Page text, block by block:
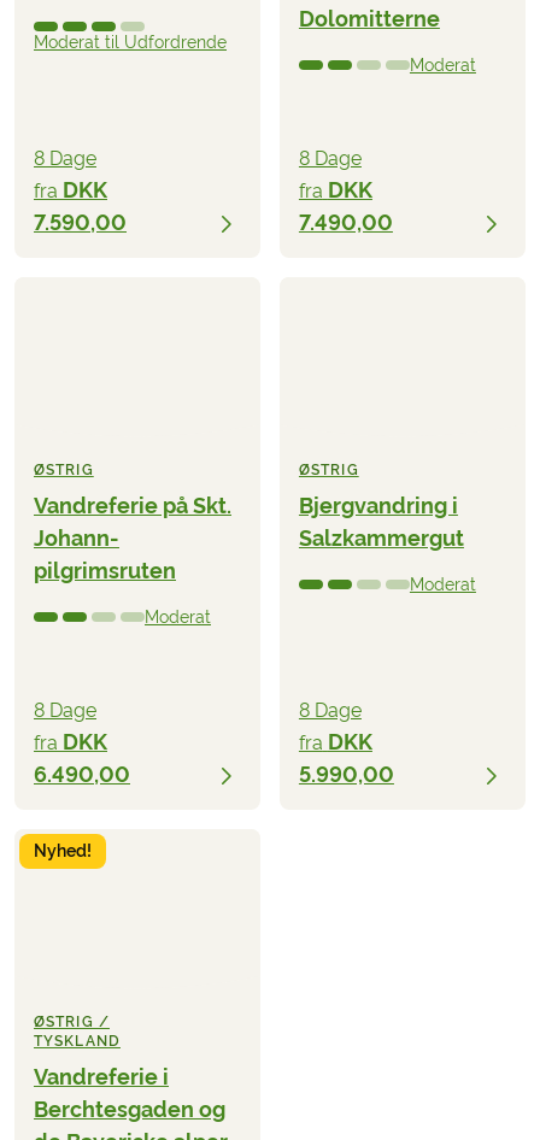
Moderat til Udfordrende
8 Dage
fra DKK
7.590,00
Dolomitterne
Moderat
8 Dage
fra DKK
7.490,00
ØSTRIG
Vandreferie på Skt.
Johann-
pilgrimsruten
Moderat
8 Dage
fra DKK
6.490,00
ØSTRIG
Bjergvandring i
Salzkammergut
Moderat
8 Dage
fra DKK
5.990,00
Nyhed!
ØSTRIG /
TYSKLAND
Vandreferie i
Berchtesgaden og